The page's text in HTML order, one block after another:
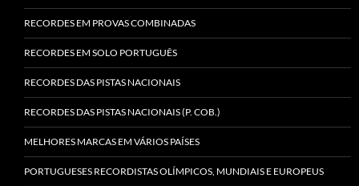
RECORDES EM PROVAS COMBINADAS
RECORDES EM SOLO PORTUGUÊS
RECORDES DAS PISTAS NACIONAIS
RECORDES DAS PISTAS NACIONAIS (P. COB.)
MELHORES MARCAS EM VÁRIOS PAÍSES
PORTUGUESES RECORDISTAS OLÍMPICOS, MUNDIAIS E EUROPEUS